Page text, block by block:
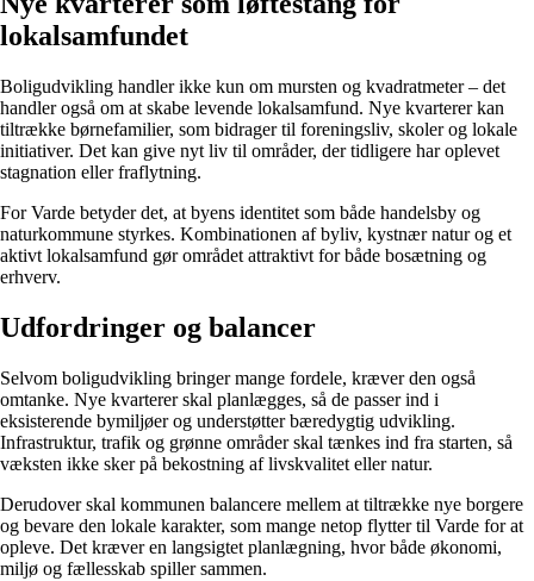
lokalsamfundet
Boligudvikling handler ikke kun om mursten og kvadratmeter – det
handler også om at skabe levende lokalsamfund. Nye kvarterer kan
tiltrække børnefamilier, som bidrager til foreningsliv, skoler og lokale
initiativer. Det kan give nyt liv til områder, der tidligere har oplevet
stagnation eller fraflytning.
For Varde betyder det, at byens identitet som både handelsby og
naturkommune styrkes. Kombinationen af byliv, kystnær natur og et
aktivt lokalsamfund gør området attraktivt for både bosætning og
erhverv.
Udfordringer og balancer
Selvom boligudvikling bringer mange fordele, kræver den også
omtanke. Nye kvarterer skal planlægges, så de passer ind i
eksisterende bymiljøer og understøtter bæredygtig udvikling.
Infrastruktur, trafik og grønne områder skal tænkes ind fra starten, så
væksten ikke sker på bekostning af livskvalitet eller natur.
Derudover skal kommunen balancere mellem at tiltrække nye borgere
og bevare den lokale karakter, som mange netop flytter til Varde for at
opleve. Det kræver en langsigtet planlægning, hvor både økonomi,
miljø og fællesskab spiller sammen.